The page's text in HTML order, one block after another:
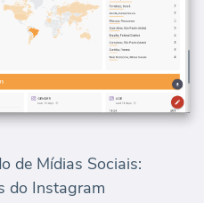
de Mídias Sociais:
do Instagram